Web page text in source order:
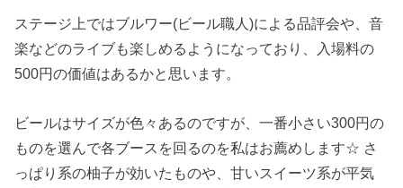
ステージ上ではブルワー(ビール職人)による品評会や、音
楽などのライブも楽しめるようになっており、入場料の
500円の価値はあるかと思います。
ビールはサイズが色々あるのですが、一番小さい300円の
ものを選んで各ブースを回るのを私はお薦めします☆ さ
っぱり系の柚子が効いたものや、甘いスイーツ系が平気